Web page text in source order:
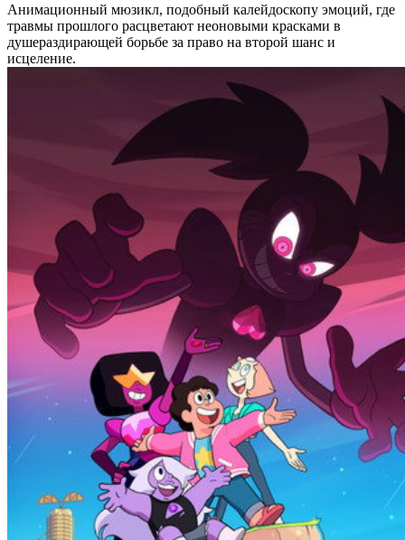
Анимационный мюзикл, подобный калейдоскопу эмоций, где
травмы прошлого расцветают неоновыми красками в
душераздирающей борьбе за право на второй шанс и
исцеление.